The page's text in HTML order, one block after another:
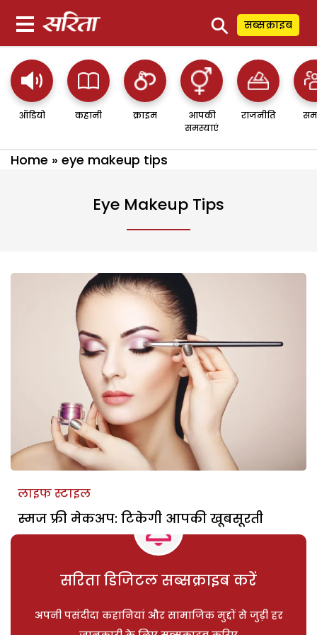
⚲ सब्सक्राइब
ऑडियो कहानी क्राइम
आपकी
समस्याएं
राजनीति
Home » eye makeup tips
Eye Makeup Tips
लाइफ स्टाइल
स्मज फ्री मेकअप: टिकेगी आपकी खूबसूरती
सरिता डिजिटल सब्सक्राइब करें
अपनी पसंदीदा कहानियां और सामाजिक मुद्दों से जुड़ी हर